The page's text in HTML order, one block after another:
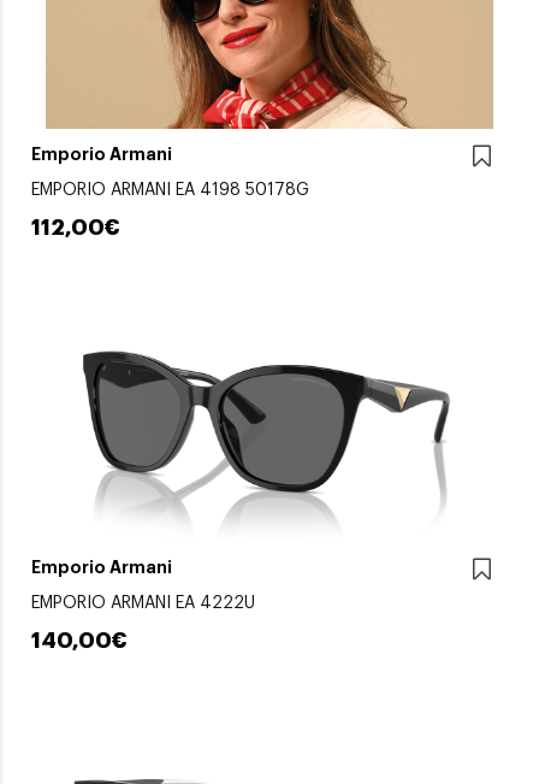
Emporio Armani
EMPORIO ARMANI EA 4198 50178G
112,00€
Emporio Armani
EMPORIO ARMANI EA 4222U
140,00€